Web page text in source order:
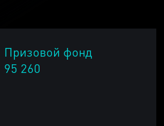
Призовой фонд
95 260